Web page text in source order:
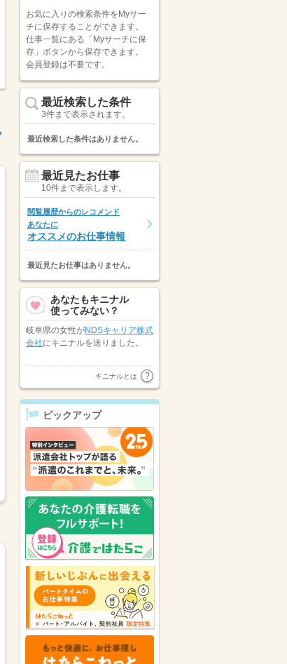
お気に入りの検索条件をMyサー
チに保存することができます。
仕事一覧にある「Myサーチに保
存」ボタンから保存できます。
会員登録は不要です。
最近検索した条件
3件まで表示されます。
最近検索した条件はありません。
最近見たお仕事
10件まで表示します。
閲覧履歴からのレコメンド
あなたに
オススメのお仕事情報
最近見たお仕事はありません。
あなたもキニナル
使ってみない？
岐阜県の女性がNDSキャリア株式
会社にキニナルを送りました。
株式会社アレス知立 が愛知県の女
性にキニナルを送りました。
株式会社エブリィワークス
県の女性にキニナルを送りまし
た。
愛知県の男性が株式会社アレス知
立にキニナルを送りました。
岐阜県の女性がマンパワーグルー
プ株式会社にキニナルを送りまし
た。
岐阜県の女性が株式会社アーデン
トスタッフ 新宿オフィスにキニ
ナルを送りました。
愛知県の女性が
株式会社ワークナ
ビ 名駅西支店にキニナルを送り
ました。
静岡県の女性が株式会社ワークナ
ビ 静岡支店にキニナルを送りま
キニナルとは
ピックアップ